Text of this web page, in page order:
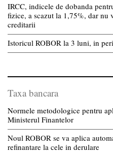
IRCC, indicele de dobanda
fizice, a scazut la 1,75%, dar nu
creditarii
Istoricul ROBOR la 3 luni, in
Taxa bancara
Normele metodologice pentru
Ministerul Finantelor
Noul ROBOR se va aplica
refinantare la cele in derulare